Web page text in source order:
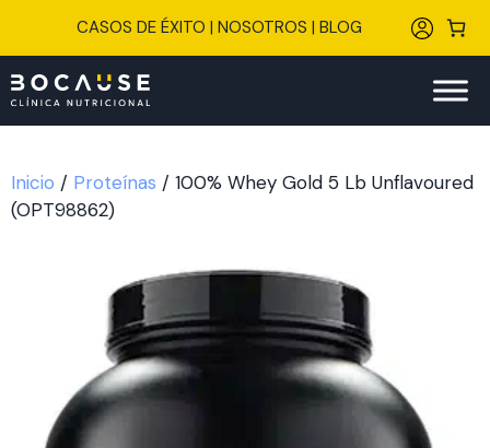
CASOS DE ÉXITO | NOSOTROS | BLOG
Inicio / Proteínas / 100% Whey Gold 5 Lb Unflavoured
(OPT98862)